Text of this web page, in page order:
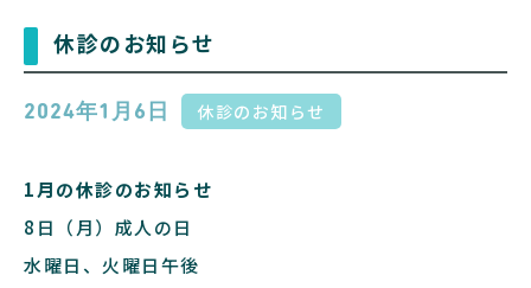
休診のお知らせ
2024年1月6日 休診のお知らせ
1月の休診のお知らせ
8日（月）成人の日
水曜日、火曜日午後